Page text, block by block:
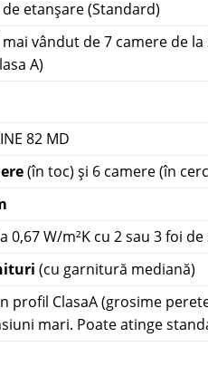
etanșare (Standard)
vândut de 7 camere de
A)
82 MD
(în toc) și 6 camere (în
0,67 W/m²K cu 2 sau 3 foi de
(cu garnitură mediană)
profil ClasaA (grosime
mari. Poate atinge